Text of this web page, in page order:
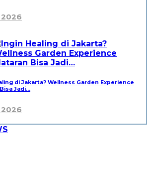
2026
di Jakarta? Wellness Garden Experience
Jadi…
2026